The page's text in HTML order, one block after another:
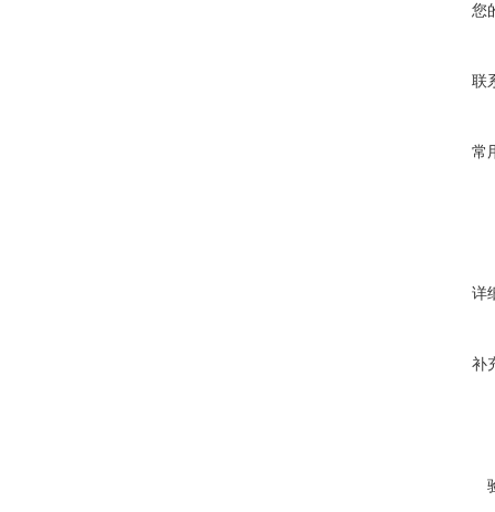
您
联
常
详
补